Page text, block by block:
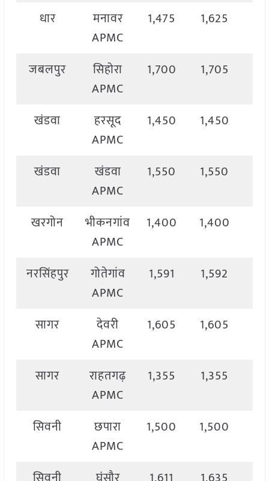
धार
मनावर
APMC
1,475 1,625
जबलपुर
सिहोरा
APMC
1,700 1,705
खंडवा
हरसूद
APMC
1,450 1,450
खंडवा
खंडवा
APMC
1,550 1,550
खरगोन
भीकनगांव
APMC
1,400 1,400
नरसिंहपुर
गोतेगांव
APMC
1,591 1,592
सागर
देवरी
APMC
1,605 1,605
सागर
राहतगढ़
APMC
1,355 1,355
सिवनी
छपारा
APMC
1,500 1,500